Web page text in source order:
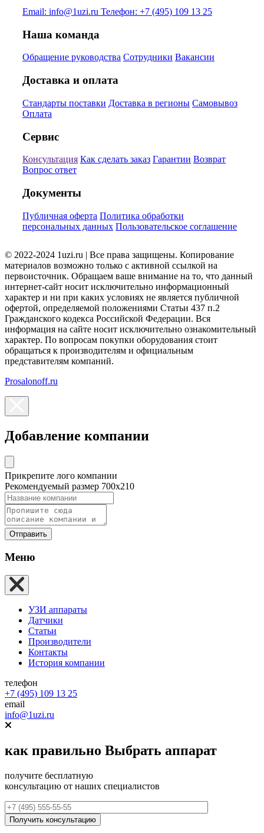
Email: info@1uzi.ru Телефон: +7 (495) 109 13 25
Наша команда
Обращение руководства Сотрудники Вакансии
Доставка и оплата
Стандарты поставки Доставка в регионы Самовывоз
Оплата
Сервис
Консультация Как сделать заказ Гарантии Возврат
Вопрос ответ
Документы
Публичная оферта Политика обработки
персональных данных Пользовательское соглашение
© 2022-2024 1uzi.ru | Все права защищены. Копирование
материалов возможно только с активной ссылкой на
первоисточник. Обращаем ваше внимание на то, что данный
интернет-сайт носит исключительно информационный
характер и ни при каких условиях не является публичной
офертой, определяемой положениями Статьи 437 п.2
Гражданского кодекса Российской Федерации. Вся
информация на сайте носит исключительно ознакомительный
характер. По вопросам покупки оборудования стоит
обращаться к производителям и официальным
представителям компаний.
Prosalonoff.ru
Добавление компании
Прикрепите лого компании
Рекомендуемый размер 700х210
Отправить
Меню
УЗИ аппараты
Датчики
Статьи
Производители
Контакты
История компании
телефон
+7 (495) 109 13 25
email
info@1uzi.ru
как правильно Выбрать аппарат
получите бесплатную
консультацию от наших специалистов